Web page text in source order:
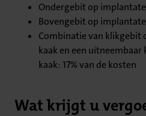
Ondergebit op
Bovengebit op
Combinatie van klikgebit
kaak en een
kaak: 17% van de kosten
Wat krijgt u